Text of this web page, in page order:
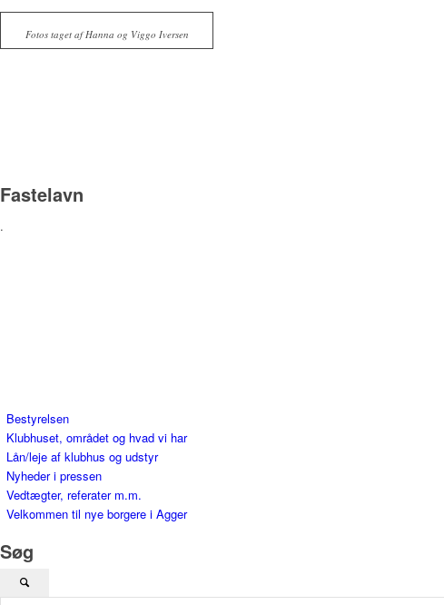
Fotos taget af Hanna og Viggo Iversen
Fastelavn
.
Bestyrelsen
Klubhuset, området og hvad vi har
Lån/leje af klubhus og udstyr
Nyheder i pressen
Vedtægter, referater m.m.
Velkommen til nye borgere i Agger
Søg